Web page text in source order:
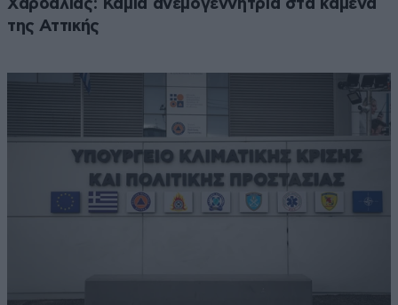
Χαρδαλιάς: Καμία ανεμογεννήτρια στα καμένα
της Αττικής